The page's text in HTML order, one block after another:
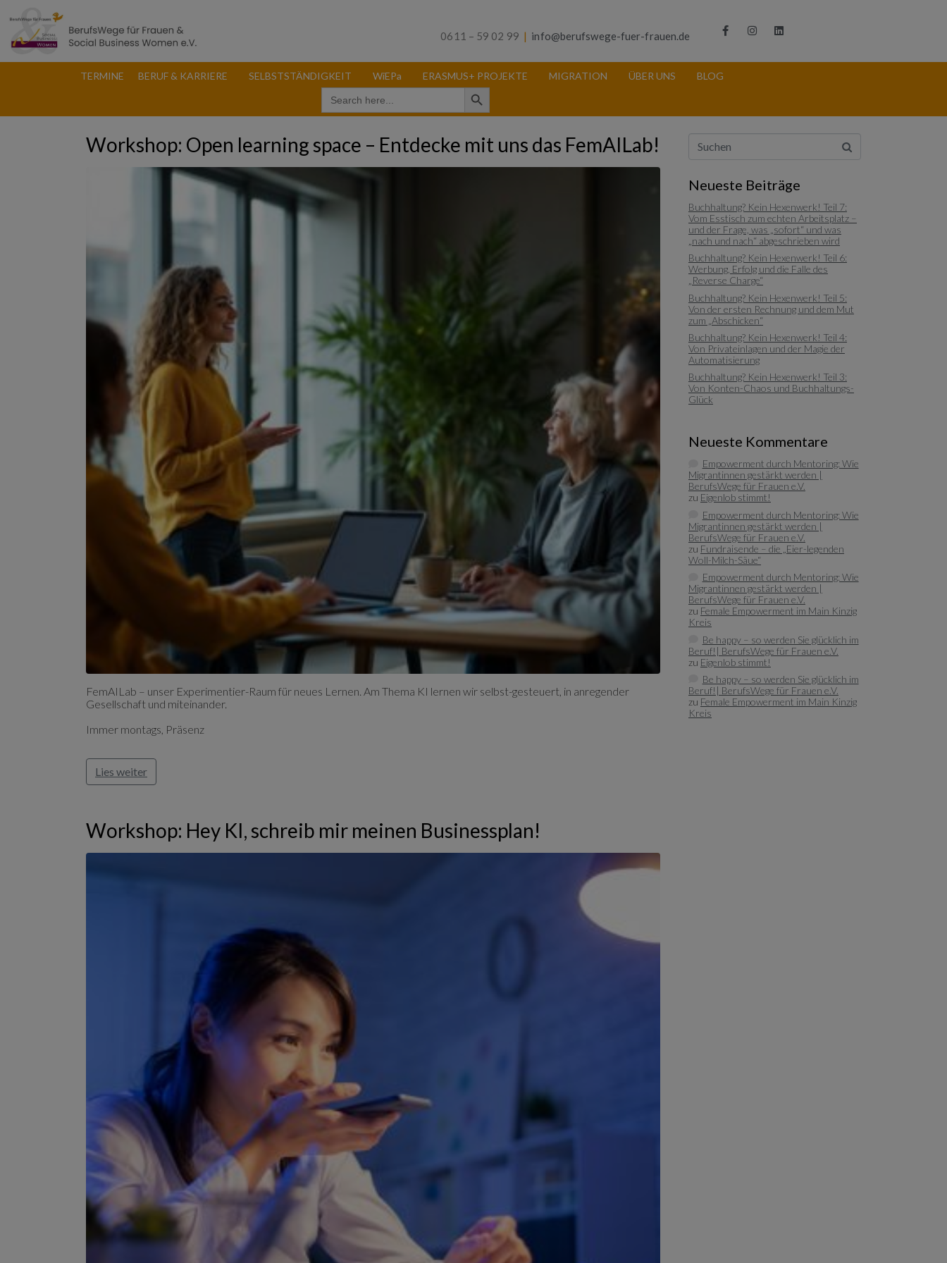
0611 – 59 02 99 | info@berufswege-fuer-frauen.de
TERMINE BERUF & KARRIERE SELBSTSTÄNDIGKEIT WiEPa ERASMUS+ PROJEKTE MIGRATION ÜBER UNS BLOG
Search
for:
Search Button
Workshop: Open learning space – Entdecke mit uns das FemAILab!
FemAILab – unser Experimentier-Raum für neues Lernen. Am Thema KI lernen wir selbst-gesteuert, in anregender
Gesellschaft und miteinander.
Immer montags, Präsenz
Lies weiter
Workshop: Hey KI, schreib mir meinen Businessplan!
Neueste Beiträge
Buchhaltung? Kein Hexenwerk! Teil 7:
Vom Esstisch zum echten Arbeitsplatz –
und der Frage, was „sofort“ und was
„nach und nach“ abgeschrieben wird
Buchhaltung? Kein Hexenwerk! Teil 6:
Werbung, Erfolg und die Falle des
„Reverse Charge“
Buchhaltung? Kein Hexenwerk! Teil 5:
Von der ersten Rechnung und dem Mut
zum „Abschicken“
Buchhaltung? Kein Hexenwerk! Teil 4:
Von Privateinlagen und der Magie der
Automatisierung
Buchhaltung? Kein Hexenwerk! Teil 3:
Von Konten-Chaos und Buchhaltungs-
Glück
Neueste Kommentare
Empowerment durch Mentoring: Wie
Migrantinnen gestärkt werden |
BerufsWege für Frauen e.V.
zu Eigenlob stimmt!
Empowerment durch Mentoring: Wie
Migrantinnen gestärkt werden |
BerufsWege für Frauen e.V.
zu Fundraisende – die „Eier-legenden
Woll-Milch-Säue“
Empowerment durch Mentoring: Wie
Migrantinnen gestärkt werden |
BerufsWege für Frauen e.V.
zu Female Empowerment im Main Kinzig
Kreis
Be happy – so werden Sie glücklich im
Beruf!| BerufsWege für Frauen e.V.
zu Eigenlob stimmt!
Be happy – so werden Sie glücklich im
Beruf!| BerufsWege für Frauen e.V.
zu Female Empowerment im Main Kinzig
Kreis